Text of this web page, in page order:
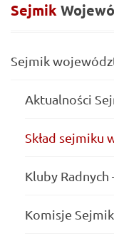
Sejmik
Sejmik
Aktualności
Skład sejmiku
Kluby Radnych
Komisje